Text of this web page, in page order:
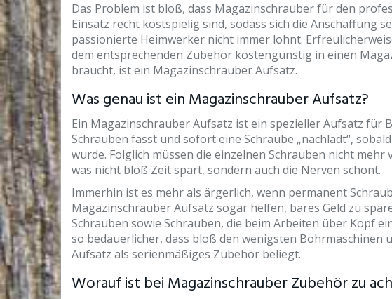
Das Problem ist bloß, dass Magazinschrauber für den
Einsatz recht kostspielig sind, sodass sich die Anschaffung
passionierte Heimwerker nicht immer lohnt.
dem entsprechenden Zubehör kostengünstig in einen
braucht, ist ein Magazinschrauber Aufsatz.
Was genau ist ein Magazinschrauber Aufsatz?
Ein Magazinschrauber Aufsatz ist ein spezieller Aufsatz für
Schrauben fasst und sofort eine Schraube „nachlädt“,
wurde. Folglich müssen die einzelnen Schrauben nicht
was nicht bloß Zeit spart, sondern auch die Nerven schont.
Immerhin ist es mehr als ärgerlich, wenn permanent
Magazinschrauber Aufsatz sogar helfen, bares Geld zu
Schrauben sowie Schrauben, die beim Arbeiten über Kopf
so bedauerlicher, dass bloß den wenigsten Bohrmaschinen
Aufsatz als serienmäßiges Zubehör beliegt.
Worauf ist bei Magazinschrauber Zubehör zu